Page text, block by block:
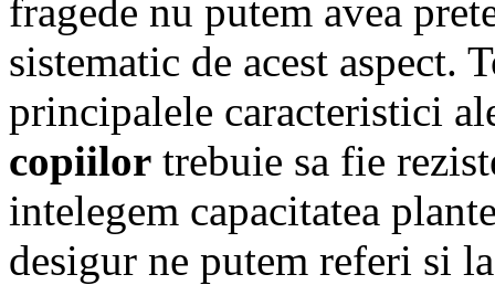
fragede nu putem avea
sistematic de acest aspect.
principalele caracteristici
copiilor trebuie sa fie
intelegem capacitatea
desigur ne putem referi si